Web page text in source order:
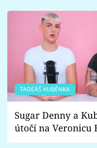
TADEÁŠ KUBĚNKA
Sugar Denny a
útočí na Veronicu
Proč je podle nich